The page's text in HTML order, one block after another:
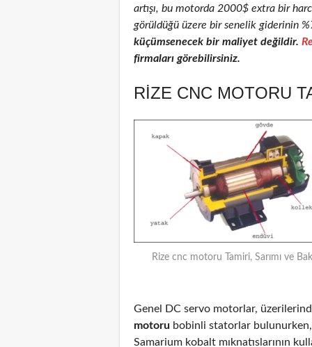
artışı, bu motorda 2000$ extra bir
görüldüğü üzere bir senelik giderinin
küçümsenecek bir maliyet değildir.
firmaları görebilirsiniz.
RIZE CNC MOTORU
Rize cnc motoru Tamiri, Sarımı ve
Genel DC servo motorlar,
motoru bobinli statorlar bulunurken,
Samarium kobalt mıknatıslarının